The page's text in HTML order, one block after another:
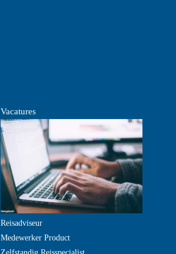
Vacatures
Reisadviseur
Medewerker Product